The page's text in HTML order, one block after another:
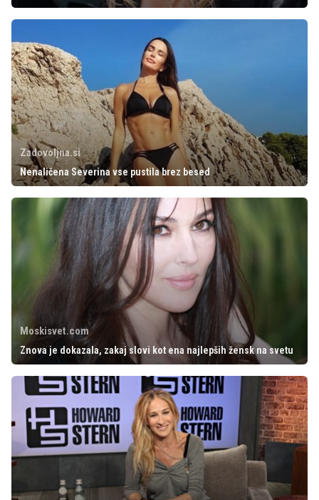
Zadovoljna.si
Nenaličena Severina vse pustila brez besed
Moskisvet.com
Znova je dokazala, zakaj slovi kot ena najlepših žensk na svetu